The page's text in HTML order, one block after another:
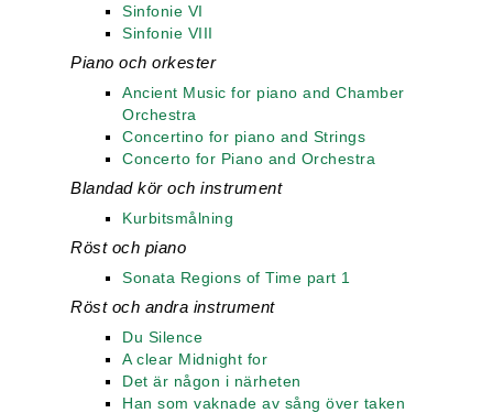
Sinfonie VI
Sinfonie VIII
Piano och orkester
Ancient Music for piano and Chamber
Orchestra
Concertino for piano and Strings
Concerto for Piano and Orchestra
Blandad kör och instrument
Kurbitsmålning
Röst och piano
Sonata Regions of Time part 1
Röst och andra instrument
Du Silence
A clear Midnight for
Det är någon i närheten
Han som vaknade av sång över taken